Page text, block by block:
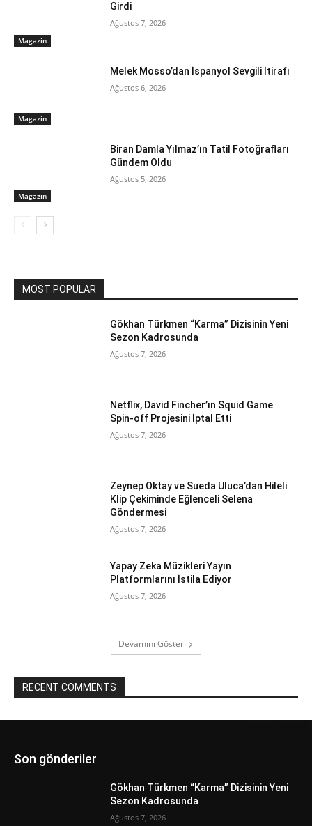
Magazin
Girdi
Ağustos 7, 2026
Magazin
Melek Mosso’dan İspanyol Sevgili İtirafı
Ağustos 6, 2026
Magazin
Biran Damla Yılmaz’ın Tatil Fotoğrafları
Gündem Oldu
Ağustos 5, 2026
MOST POPULAR
Gökhan Türkmen “Karma” Dizisinin Yeni
Sezon Kadrosunda
Ağustos 7, 2026
Netflix, David Fincher’ın Squid Game
Spin-off Projesini İptal Etti
Ağustos 7, 2026
Zeynep Oktay ve Sueda Uluca’dan Hileli
Klip Çekiminde Eğlenceli Selena
Göndermesi
Ağustos 7, 2026
Yapay Zeka Müzikleri Yayın
Platformlarını İstila Ediyor
Ağustos 7, 2026
Devamını Göster
RECENT COMMENTS
Son gönderiler
Gökhan Türkmen “Karma” Dizisinin Yeni
Sezon Kadrosunda
Ağustos 7, 2026